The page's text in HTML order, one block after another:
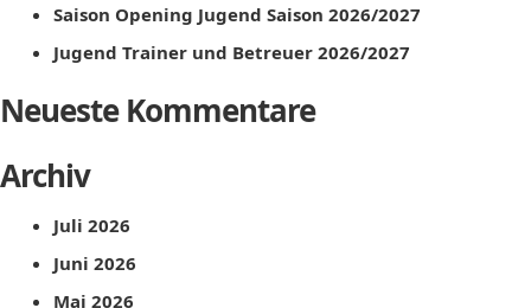
Saison Opening Jugend Saison 2026/2027
Jugend Trainer und Betreuer 2026/2027
Neueste Kommentare
Archiv
Juli 2026
Juni 2026
Mai 2026